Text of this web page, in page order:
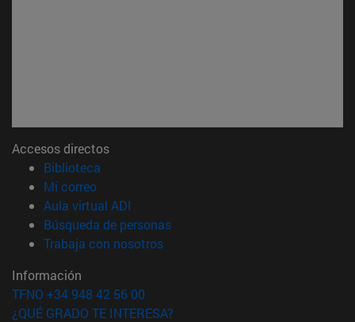
Accesos directos
Biblioteca
Mi correo(abre en nueva ventana)
Aula virtual ADI
Búsqueda de personas(abre en nueva ventana)
Trabaja con nosotros(abre en nueva ventana)
Información
TFNO +34 948 42 56 00
¿QUÉ GRADO TE INTERESA?